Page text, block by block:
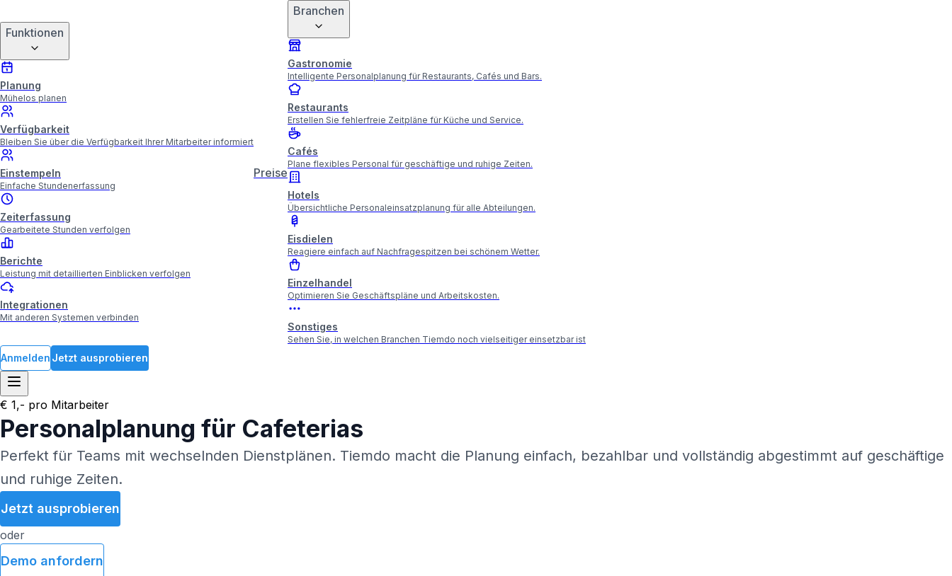
Funktionen
Planung
Mühelos planen
Verfügbarkeit
Bleiben Sie über die Verfügbarkeit Ihrer Mitarbeiter informiert
Einstempeln
Einfache Stundenerfassung
Zeiterfassung
Gearbeitete Stunden verfolgen
Berichte
Leistung mit detaillierten Einblicken verfolgen
Integrationen
Mit anderen Systemen verbinden
Preise
Branchen
Gastronomie
Intelligente Personalplanung für Restaurants, Cafés und Bars.
Restaurants
Erstellen Sie fehlerfreie Zeitpläne für Küche und Service.
Cafés
Plane flexibles Personal für geschäftige und ruhige Zeiten.
Hotels
Übersichtliche Personaleinsatzplanung für alle Abteilungen.
Eisdielen
Reagiere einfach auf Nachfragespitzen bei schönem Wetter.
Einzelhandel
Optimieren Sie Geschäftspläne und Arbeitskosten.
Sonstiges
Sehen Sie, in welchen Branchen Tiemdo noch vielseitiger einsetzbar ist
Anmelden Jetzt ausprobieren
€ 1,- pro Mitarbeiter
Personalplanung für Cafeterias
Perfekt für Teams mit wechselnden Dienstplänen. Tiemdo macht die Planung einfach, bezahlbar und vollständig abgestimmt auf geschäftige
und ruhige Zeiten.
Jetzt ausprobieren
oder
Demo anfordern